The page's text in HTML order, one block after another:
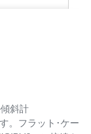
斜計
。フラット･ケー